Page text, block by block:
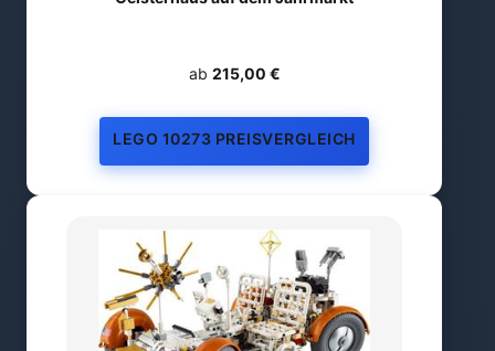
ab 215,00 €
LEGO 10273 PREISVERGLEICH